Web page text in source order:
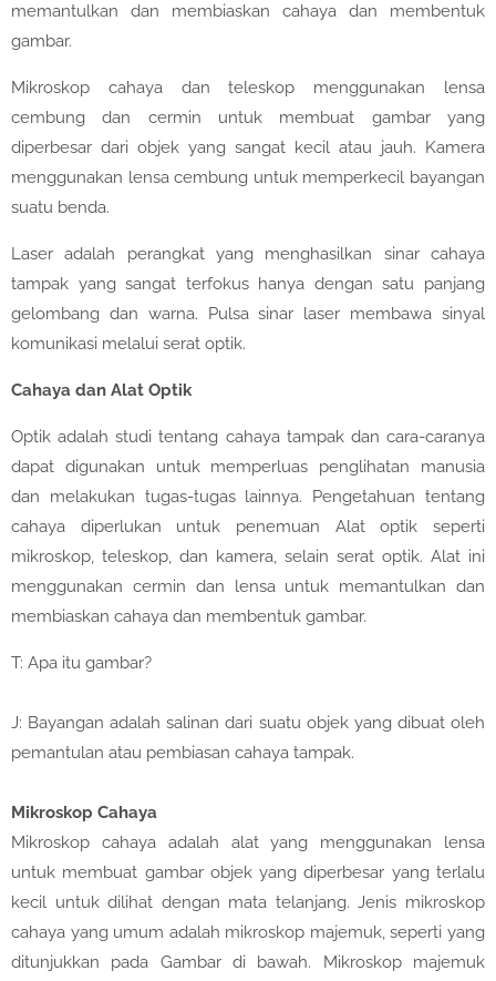
memantulkan dan membiaskan cahaya dan membentuk
gambar.
Mikroskop cahaya dan teleskop menggunakan lensa
cembung dan cermin untuk membuat gambar yang
diperbesar dari objek yang sangat kecil atau jauh. Kamera
menggunakan lensa cembung untuk memperkecil bayangan
suatu benda.
Laser adalah perangkat yang menghasilkan sinar cahaya
tampak yang sangat terfokus hanya dengan satu panjang
gelombang dan warna. Pulsa sinar laser membawa sinyal
komunikasi melalui serat optik.
Cahaya dan Alat Optik
Optik adalah studi tentang cahaya tampak dan cara-caranya
dapat digunakan untuk memperluas penglihatan manusia
dan melakukan tugas-tugas lainnya. Pengetahuan tentang
cahaya diperlukan untuk penemuan Alat optik seperti
mikroskop, teleskop, dan kamera, selain serat optik. Alat ini
menggunakan cermin dan lensa untuk memantulkan dan
membiaskan cahaya dan membentuk gambar.
T: Apa itu gambar?
J: Bayangan adalah salinan dari suatu objek yang dibuat oleh
pemantulan atau pembiasan cahaya tampak.
Mikroskop Cahaya
Mikroskop cahaya adalah alat yang menggunakan lensa
untuk membuat gambar objek yang diperbesar yang terlalu
kecil untuk dilihat dengan mata telanjang. Jenis mikroskop
cahaya yang umum adalah mikroskop majemuk, seperti yang
ditunjukkan pada Gambar di bawah. Mikroskop majemuk